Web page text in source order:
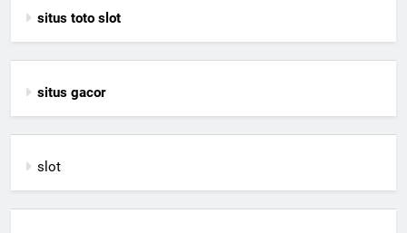
situs toto slot
situs gacor
slot